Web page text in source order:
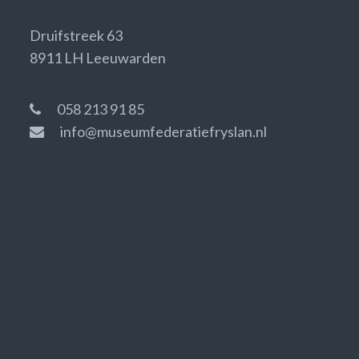
Druifstreek 63
8911 LH Leeuwarden
058 213 91 85
info@museumfederatiefryslan.nl